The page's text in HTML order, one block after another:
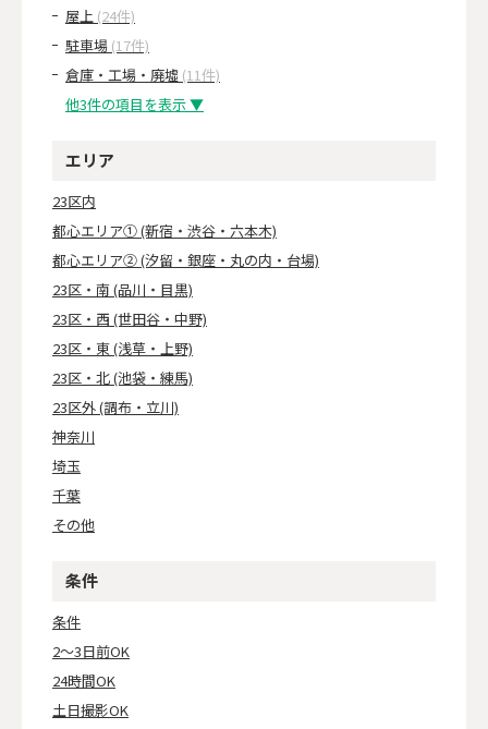
屋上 (24件)
駐車場 (17件)
倉庫・工場・廃墟 (11件)
他3件の項目を表示 ▼
エリア
23区内
都心エリア① (新宿・渋谷・六本木)
都心エリア② (汐留・銀座・丸の内・台場)
23区・南 (品川・目黒)
23区・西 (世田谷・中野)
23区・東 (浅草・上野)
23区・北 (池袋・練馬)
23区外 (調布・立川)
神奈川
埼玉
千葉
その他
条件
条件
2～3日前OK
24時間OK
土日撮影OK